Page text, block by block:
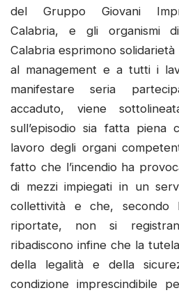
del Gruppo Giovani
Calabria, e gli organismi
Calabria esprimono solidarietà
al management e a tutti i
manifestare seria
accaduto, viene
sull’episodio sia fatta piena
lavoro degli organi
fatto che l’incendio ha
di mezzi impiegati in un
collettività e che, secondo
riportate, non si
ribadiscono infine che la
della legalità e della
condizione imprescindibile